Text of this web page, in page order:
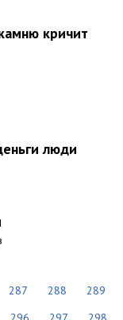
кричит
люди
287 288
289